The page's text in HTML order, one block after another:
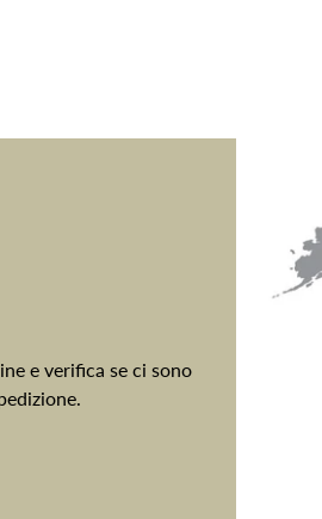
e verifica se ci sono